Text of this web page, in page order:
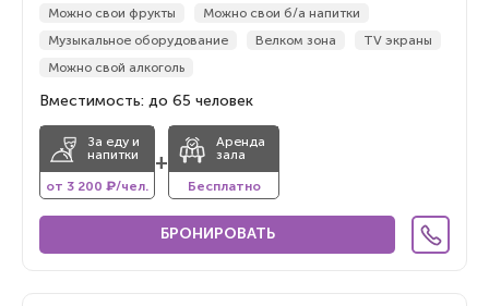
Можно свои фрукты
Можно свои б/а напитки
Музыкальное оборудование
Велком зона
TV экраны
Можно свой алкоголь
Вместимость: до 65 человек
За еду и
напитки
от 3 200 ₽/чел.
+
Аренда
зала
Бесплатно
БРОНИРОВАТЬ